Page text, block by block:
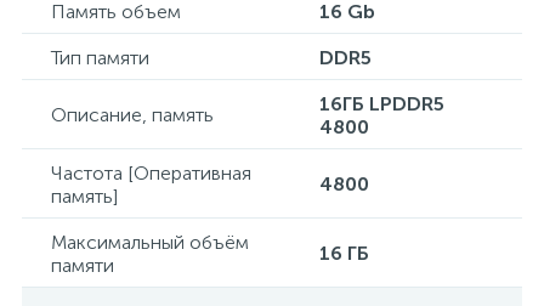
Память объем
16 Gb
Тип памяти
DDR5
Описание, память
16ГБ LPDDR5
4800
Частота [Оперативная
память]
4800
Максимальный объём
памяти
16 ГБ